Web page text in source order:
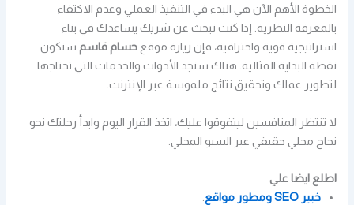
الخطوة الأهم الآن هي البدء في التنفيذ العملي وعدم الاكتفاء
بالمعرفة النظرية. إذا كنت تبحث عن شريك يساعدك في بناء
استراتيجية قوية واحترافية، فإن زيارة موقعحسام قاسم ستكون
نقطة البداية المثالية. هناك ستجد الأدوات والخدمات التي تحتاجها
لتطوير عملك وتحقيق نتائج ملموسة عبر الإنترنت.
لا تنتظر المنافسين ليتفوقوا عليك، اتخذ القرار اليوم وابدأ رحلتك نحو
نجاح محلي حقيقي عبر السيو المحلي.
اطلع ايضا علي
خبير SEO ومطور مواقع